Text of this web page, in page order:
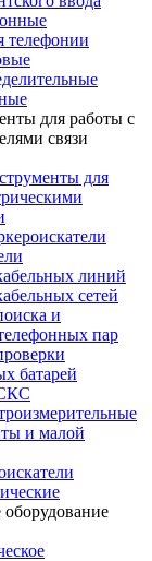
телефонии
для работы с
связи
для
линий
сетей
и
пар
батарей
и малой
оборудование